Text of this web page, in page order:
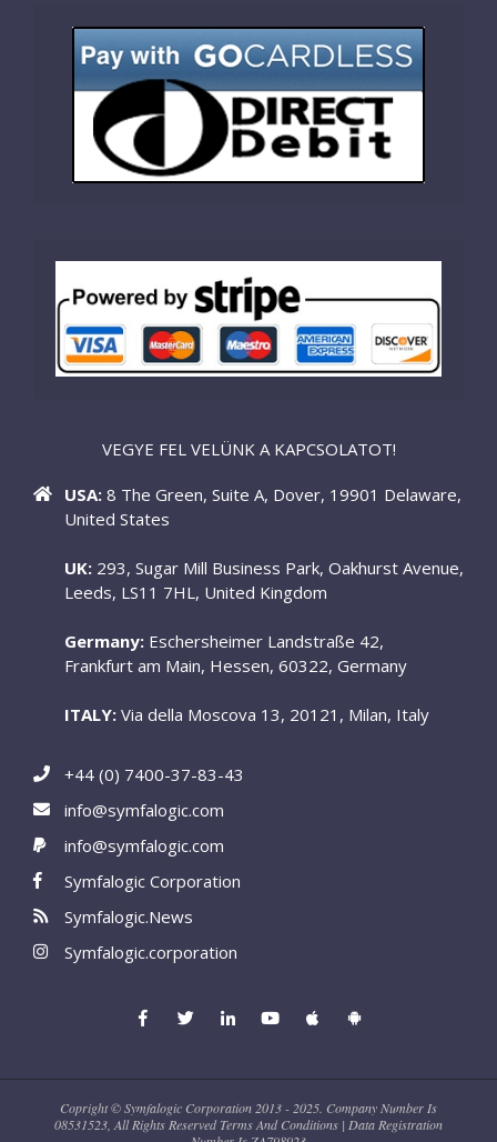
VEGYE FEL VELÜNK A KAPCSOLATOT!
USA: 8 The Green, Suite A, Dover, 19901 Delaware,
United States
UK: 293, Sugar Mill Business Park, Oakhurst Avenue,
Leeds, LS11 7HL, United Kingdom
Germany: Eschersheimer Landstraße 42,
Frankfurt am Main, Hessen, 60322, Germany
ITALY: Via della Moscova 13, 20121, Milan, Italy
+44 (0) 7400-37-83-43
info@symfalogic.com
info@symfalogic.com
Symfalogic Corporation
Symfalogic.News
Symfalogic.corporation
Copright © Symfalogic Corporation 2013 - 2025. Company Number Is
08531523, All Rights Reserved Terms And Conditions | Data Registration